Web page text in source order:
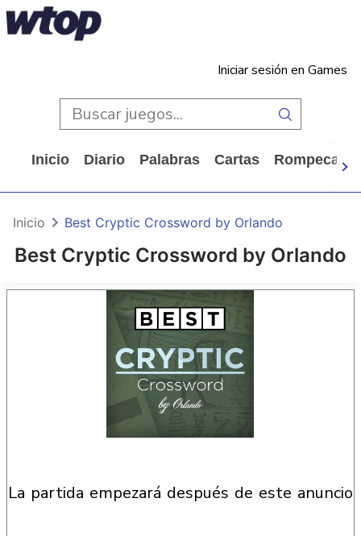
Iniciar sesión en Games
Inicio Diario Palabras Cartas
Best Cryptic Crossword by Orlando
Inicio Best Cryptic Crossword by Orlando
la partida empezará después de este anuncio